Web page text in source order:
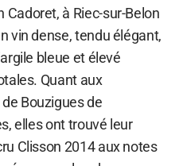
à Riec-sur-Belon
vin dense, tendu élégant,
bleue et élevé
Quant aux
Bouzigues de
elles ont trouvé leur
Clisson 2014 aux notes